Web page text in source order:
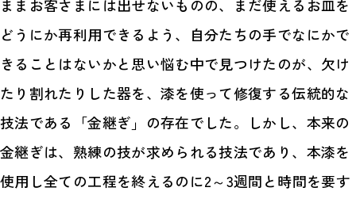
ままお客さまには出せないものの、まだ使えるお皿を
どうにか再利用できるよう、自分たちの手でなにかで
きることはないかと思い悩む中で見つけたのが、欠け
たり割れたりした器を、漆を使って修復する伝統的な
技法である「金継ぎ」の存在でした。しかし、本来の
金継ぎは、熟練の技が求められる技法であり、本漆を
使用し全ての工程を終えるのに2～3週間と時間を要す